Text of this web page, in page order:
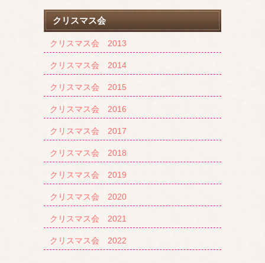
クリスマス会
クリスマス会 2013
クリスマス会 2014
クリスマス会 2015
クリスマス会 2016
クリスマス会 2017
クリスマス会 2018
クリスマス会 2019
クリスマス会 2020
クリスマス会 2021
クリスマス会 2022